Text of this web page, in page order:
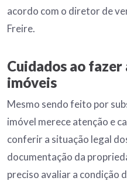
acordo com o diretor de
Freire.
Cuidados ao fazer
imóveis
Mesmo sendo feito por
imóvel merece atenção e
conferir a situação legal
documentação da
preciso avaliar a condição